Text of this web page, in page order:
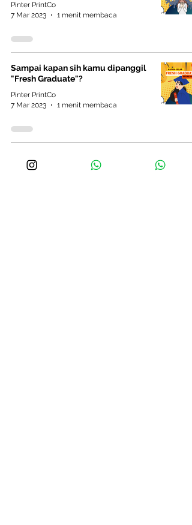
Pinter PrintCo
7 Mar 2023
1 menit membaca
Sampai kapan sih kamu dipanggil
"Fresh Graduate"?
Pinter PrintCo
7 Mar 2023
1 menit membaca
Pernah bingung saat ditanya
“apakah ada pertanyaan?” saat